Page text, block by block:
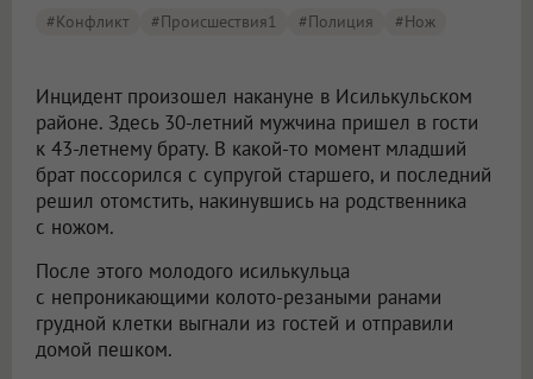
#конфликт #Происшествия1 #полиция #нож
Инцидент произошел накануне в Исилькульском
районе. Здесь 30-летний мужчина пришел в гости
к 43-летнему брату. В какой-то момент младший
брат поссорился с супругой старшего, и последний
решил отомстить, накинувшись на родственника
с ножом.
После этого молодого исилькульца
с непроникающими колото-резаными ранами
грудной клетки выгнали из гостей и отправили
домой пешком.